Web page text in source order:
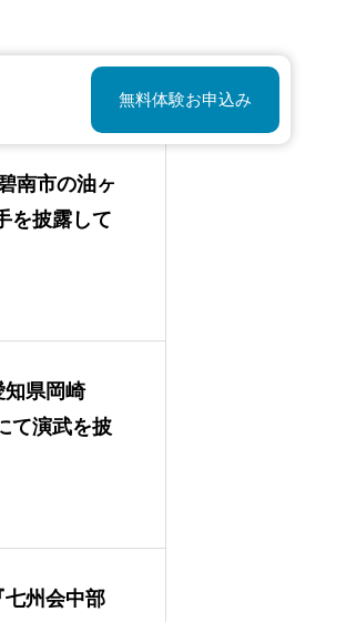
無料体験お申込み
南市の油ヶ
を披露して
県岡崎
て演武を披
州会中部